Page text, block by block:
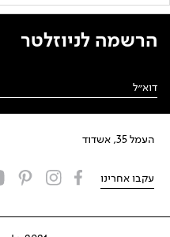
העמל 35, אשדוד
הרשמה לניוזלטר
עקבו אחרינו